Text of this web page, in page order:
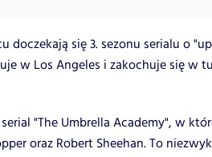
doczekają się 3. sezonu serialu o
w Los Angeles i zakochuje się w
"The Umbrella Academy", w
oraz Robert Sheehan. To